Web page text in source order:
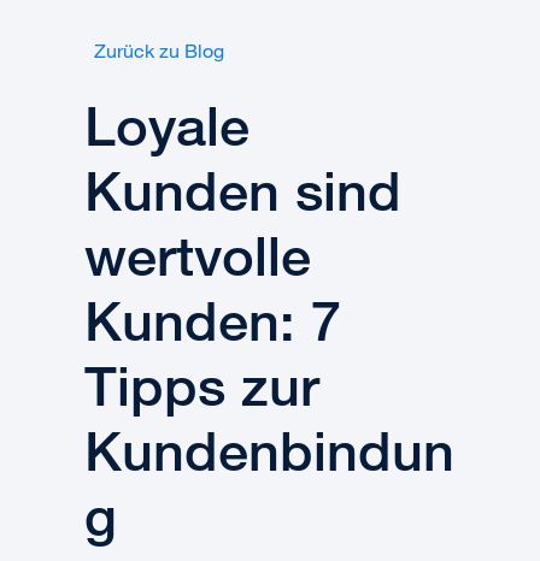
Zurück zu Blog
Loyale
Kunden sind
wertvolle
Kunden: 7
Tipps zur
Kundenbindun
g